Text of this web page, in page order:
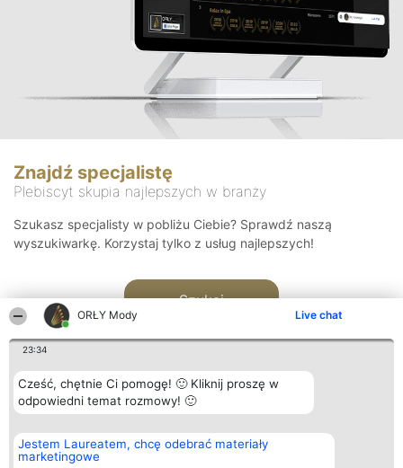
ORŁY Mody Live chat
23:34
Cześć, chętnie Ci pomogę! 🙂 Kliknij proszę w
odpowiedni temat rozmowy! 🙂
Jestem Laureatem, chcę odebrać materiały
marketingowe
Znajdź specjalistę
Plebiscyt skupia najlepszych w branży
Szukasz specjalisty w pobliżu Ciebie? Sprawdź naszą
wyszukiwarkę. Korzystaj tylko z usług najlepszych!
Szukaj
Organizator plebiscytu
Bright Side Solutions sp. z o.
o. sp. k.
Plebiscyt
Laureaci
Kontakt
Kontakt